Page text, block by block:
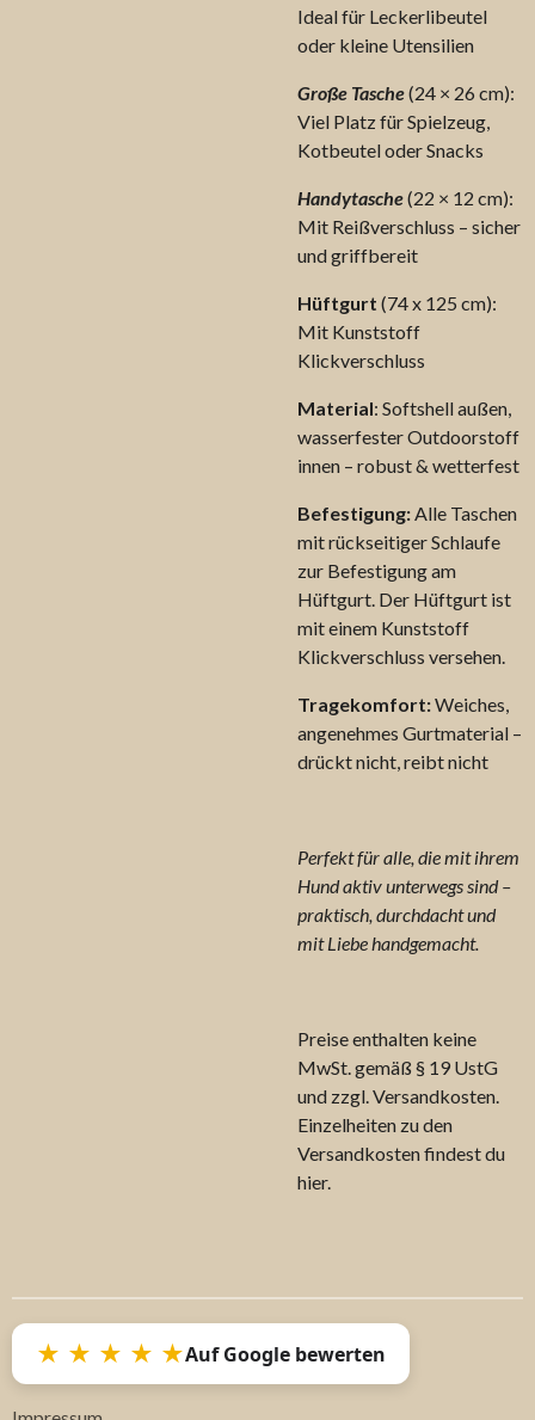
Ideal für Leckerlibeutel
oder kleine Utensilien
Große Tasche(24 × 26 cm):
Viel Platz für Spielzeug,
Kotbeutel oder Snacks
Handytasche(22 × 12 cm):
Mit Reißverschluss – sicher
und griffbereit
Hüftgurt (74 x 125 cm):
Mit Kunststoff
Klickverschluss
Material: Softshell außen,
wasserfester Outdoorstoff
innen – robust & wetterfest
Befestigung:Alle Taschen
mit rückseitiger Schlaufe
zur Befestigung am
Hüftgurt. Der Hüftgurt ist
mit einem Kunststoff
Klickverschluss versehen.
Tragekomfort:Weiches,
angenehmes Gurtmaterial –
drückt nicht, reibt nicht
Perfekt für alle, die mit ihrem
Hund aktiv unterwegs sind –
praktisch, durchdacht und
mit Liebe handgemacht.
Preise enthalten keine
MwSt. gemäß § 19 UstG
und zzgl. Versandkosten.
Einzelheiten zu den
Versandkosten findest du
hier.
★ ★ ★ ★ ★Auf Google bewerten